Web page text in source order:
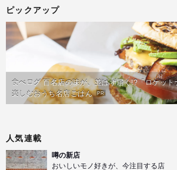
ピックアップ
食べログ 百名店の味が、並ばず届く!?「ロケッ
楽しむおうち名店ごはん PR
人気連載
噂の新店
おいしいモノ好きが、今注目する店